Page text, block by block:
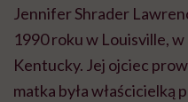
Jennifer Shrader
1990 roku w Louisville,
Kentucky. Jej ojciec
matka była właścicielką